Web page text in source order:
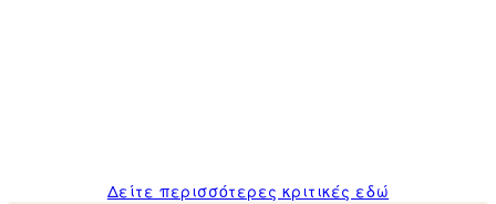
Δείτε περισσότερες κριτικές εδώ